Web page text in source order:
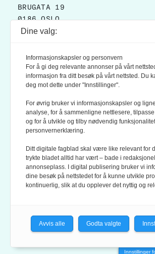
BRUGATA 19
0186 OSLO
POSTBOKS 9007 GRØNLAND
0133 OSLO
LES OGSÅ:
KONTEKSTS PERSONVERN-POLICY
KONTEKST ER MEDLEM AV
VÆR VARSOM-PLAKATEN
Innstillinger
Dine valg:
Informasjonskapsler og personvern
For å gi deg relevante annonser på vårt
informasjon fra ditt besøk på vårt nettsted. Du
deg mot dette under "Innstillinger".
For øvrig bruker vi informasjonskapsler og
analyse, for å sammenligne nettlesere,
og for å utvikle og tilby nødvendig
personvernerklæring.
Ditt digitale fagblad skal være like relevant for
trykte bladet alltid har vært – bade i
annonseplass. I digital publisering bruker vi
dine besøk på nettstedet for å kunne utvikle
kontinuerlig, slik at du opplever det nyttig og
Avvis alle Godta valgte